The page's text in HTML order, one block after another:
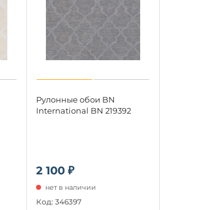
2 100 ₽
Рулонные обои BN
International BN 219392
нет в наличии
Код: 346397